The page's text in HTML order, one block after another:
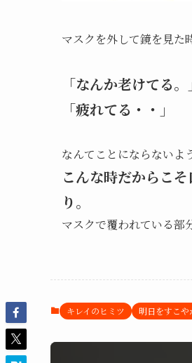
マスクを外して鏡を見た時
「なんか老けてる。」
「疲れてる・・」
なんてことにならないよ
こんな時だからこ
り。
マスクで覆われている部
キレイのヒミツ 明日をすこや